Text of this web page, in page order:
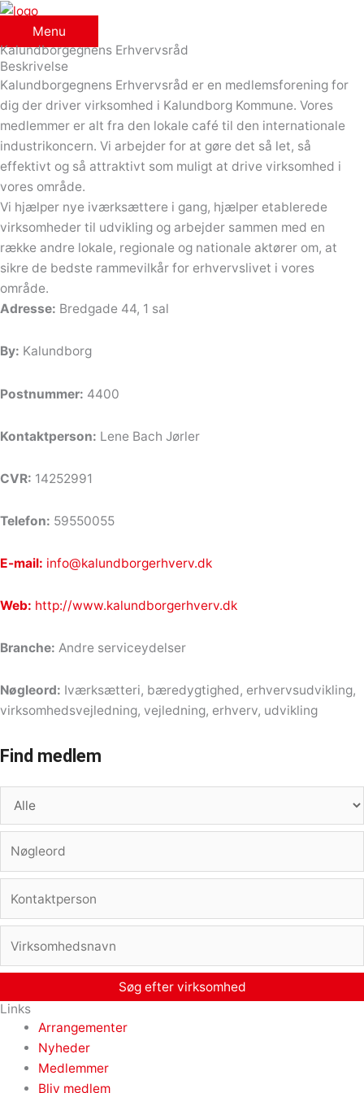
Gå
indholdet
Menu
Kalundborgegnens Erhvervsråd
Beskrivelse
Kalundborgegnens Erhvervsråd er en medlemsforening for
dig der driver virksomhed i Kalundborg Kommune. Vores
medlemmer er alt fra den lokale café til den internationale
industrikoncern. Vi arbejder for at gøre det så let, så
effektivt og så attraktivt som muligt at drive virksomhed i
vores område.
Vi hjælper nye iværksættere i gang, hjælper etablerede
virksomheder til udvikling og arbejder sammen med en
række andre lokale, regionale og nationale aktører om, at
sikre de bedste rammevilkår for erhvervslivet i vores
område.
Adresse: Bredgade 44, 1 sal
By: Kalundborg
Postnummer: 4400
Kontaktperson: Lene Bach Jørler
CVR: 14252991
Telefon: 59550055
E-mail: info@kalundborgerhverv.dk
Web: http://www.kalundborgerhverv.dk
Branche: Andre serviceydelser
Nøgleord: Iværksætteri, bæredygtighed, erhvervsudvikling,
virksomhedsvejledning, vejledning, erhverv, udvikling
Find medlem
Links
Arrangementer
Nyheder
Medlemmer
Bliv medlem